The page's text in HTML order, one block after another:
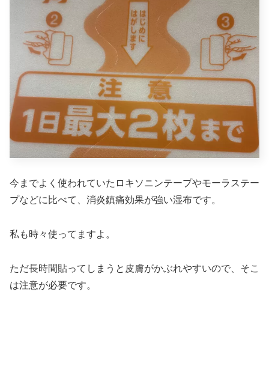
今までよく使われていたロキソニンテープやモーラステー
プなどに比べて、消炎鎮痛効果が強い湿布です。
私も時々使ってますよ。
ただ長時間貼ってしまうと皮膚がかぶれやすいので、そこ
は注意が必要です。